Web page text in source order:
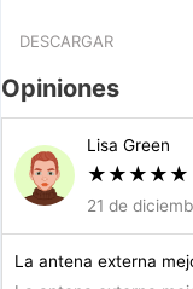
DESCARGAR
Opiniones
Lisa Green
★ ★ ★ ★ ★
21 de
La antena externa